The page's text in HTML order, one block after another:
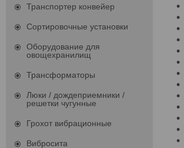
Транспортер конвейер
Сортировочные установки
Оборудование для
овощехранилищ
Трансформаторы
Люки / дождеприемники /
решетки чугунные
Грохот вибрационные
Вибросита